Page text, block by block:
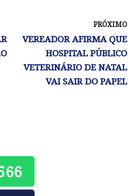
PRÓXIMO
VEREADOR AFIRMA QUE
HOSPITAL PÚBLICO
VETERINÁRIO DE NATAL
VAI SAIR DO PAPEL